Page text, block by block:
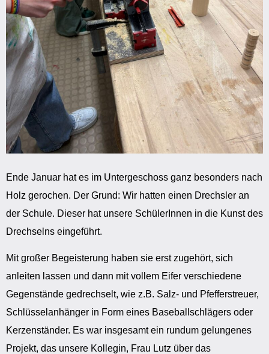
Ende Januar hat es im Untergeschoss ganz besonders nach
Holz gerochen. Der Grund: Wir hatten einen Drechsler an
der Schule. Dieser hat unsere SchülerInnen in die Kunst des
Drechselns eingeführt.
Mit großer Begeisterung haben sie erst zugehört, sich
anleiten lassen und dann mit vollem Eifer verschiedene
Gegenstände gedrechselt, wie z.B. Salz- und Pfefferstreuer,
Schlüsselanhänger in Form eines Baseballschlägers oder
Kerzenständer. Es war insgesamt ein rundum gelungenes
Projekt, das unsere Kollegin, Frau Lutz über das